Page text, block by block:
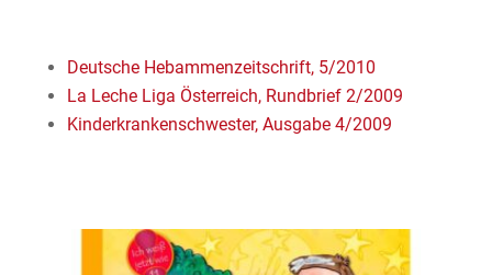
Deutsche Hebammenzeitschrift, 5/2010
La Leche Liga Österreich, Rundbrief 2/2009
Kinderkrankenschwester, Ausgabe 4/2009